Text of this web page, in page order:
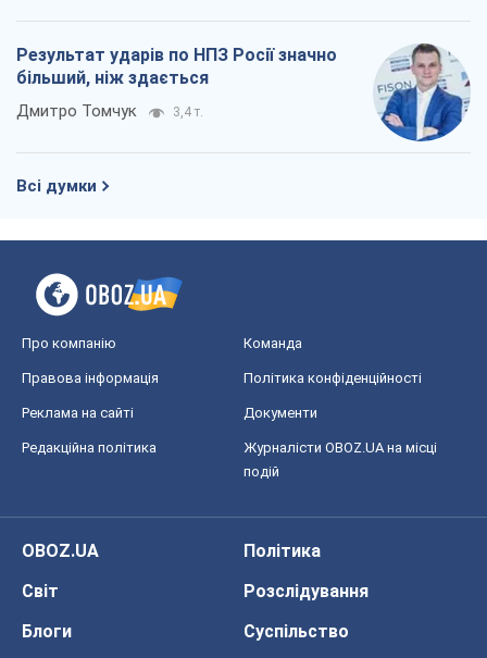
Результат ударів по НПЗ Росії значно
більший, ніж здається
Дмитро Томчук 3,4 т.
Всі думки
Про компанію Команда
Правова інформація Політика конфіденційності
Реклама на сайті Документи
Редакційна політика
Журналісти OBOZ.UA на місці
подій
OBOZ.UA
Політика
Світ
Розслідування
Блоги
Суспільство